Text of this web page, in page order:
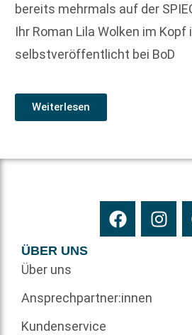
bereits mehrmals auf der
Ihr Roman Lila Wolken im Kopf
selbstveröffentlicht bei BoD
Weiterlesen
ÜBER UNS
Über uns
Ansprechpartner:innen
Kundenservice